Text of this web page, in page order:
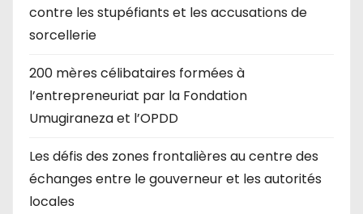
contre les stupéfiants et les accusations de
sorcellerie
200 mères célibataires formées à
l’entrepreneuriat par la Fondation
Umugiraneza et l’OPDD
Les défis des zones frontalières au centre des
échanges entre le gouverneur et les autorités
locales